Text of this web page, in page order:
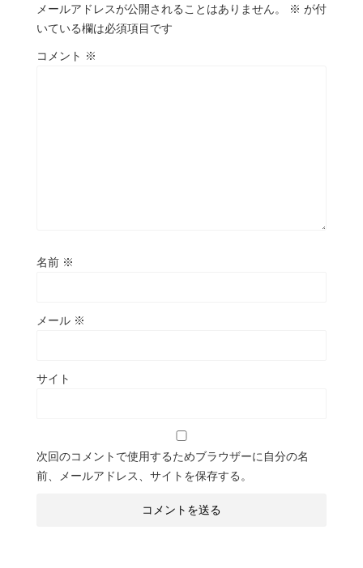
メールアドレスが公開されることはありません。 ※ が付
いている欄は必須項目です
コメント ※
名前 ※
メール ※
サイト
次回のコメントで使用するためブラウザーに自分の名
前、メールアドレス、サイトを保存する。